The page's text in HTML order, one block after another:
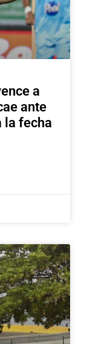
a
ante
la fecha